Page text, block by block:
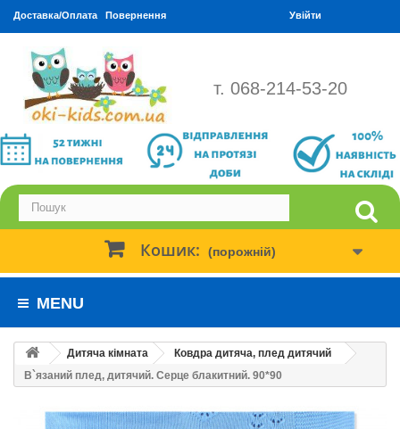
Доставка/Оплата Повернення Увійти
т. 068-214-53-20
Кошик: (порожній)
MENU
Дитяча кімната
Ковдра дитяча, плед дитячий
В`язаний плед, дитячий. Серце блакитний. 90*90